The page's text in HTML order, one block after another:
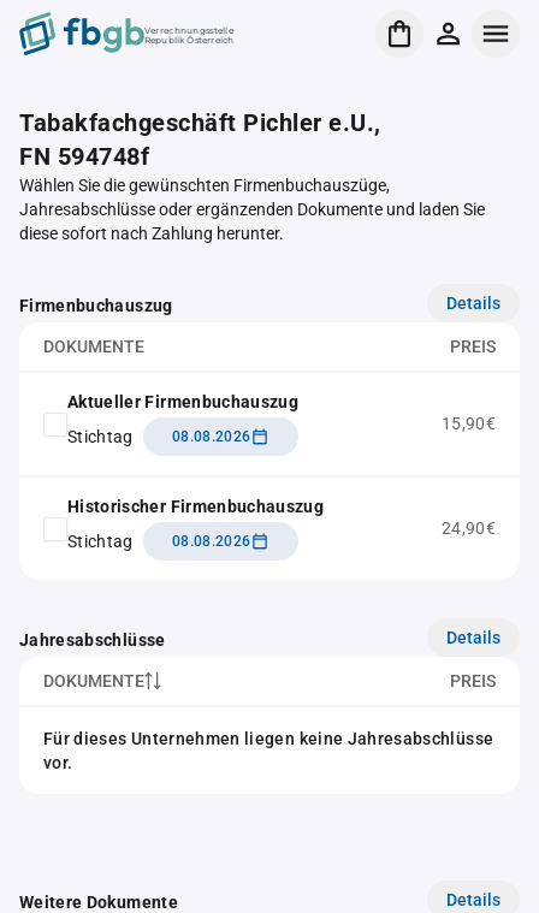
Verrechnungsstelle
Republik Österreich
Tabakfachgeschäft Pichler e.U.,
FN 594748f
Wählen Sie die gewünschten Firmenbuchauszüge,
Jahresabschlüsse oder ergänzenden Dokumente und laden Sie
diese sofort nach Zahlung herunter.
Firmenbuchauszug Details
DOKUMENTE PREIS
Aktueller Firmenbuchauszug
Stichtag
08.08.2026
15,90€
Historischer Firmenbuchauszug
Stichtag
08.08.2026
24,90€
Jahresabschlüsse Details
DOKUMENTE PREIS
Für dieses Unternehmen liegen keine Jahresabschlüsse
vor.
Weitere Dokumente Details